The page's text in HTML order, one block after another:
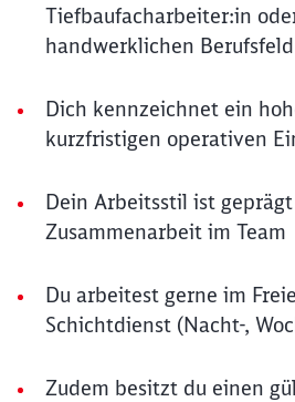
Tiefbaufacharbeiter:in
handwerklichen
Dich kennzeichnet ein
kurzfristigen operativen
Dein Arbeitsstil ist
Zusammenarbeit im Team
Du arbeitest gerne im
Schichtdienst (Nacht-,
Zudem besitzt du einen